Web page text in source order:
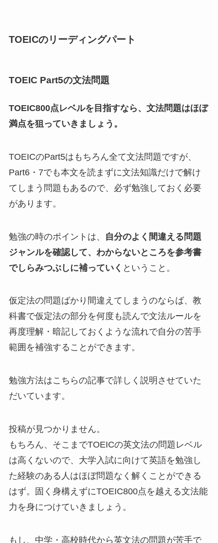
TOEICのリーディングパート
TOEIC Part5の文法問題
TOEIC800点レベルを目指すなら、文法問題はほぼ
満点を狙っていきましょう。
TOEICのPart5はもちろん全て文法問題ですが、
Part6・7でも本文を読まずに文法知識だけで解け
てしまう問題もあるので、必ず勉強しておく必要
があります。
勉強の時のポイントは、
自分のよく間違える問題
ジャンルを確認して、わからないところを参考書
でしらみつぶしに補っていく ということ。
仮定法の問題ばかり間違えてしまうのならば、教
科書で仮定法の部分を何度も読んで文法ルールを
再度理解・暗記しておくような流れで自分の苦手
範囲を補強することができます。
勉強方法はこちらの記事で詳しく説明させていた
だいています。
投稿が見つかりません。
もちろん、そこまでTOEICの英文法の問題レベル
は高くないので、大学入試に向けて英語を勉強し
た経験のある人はほぼ問題なく解くことができる
はず。固く身構えずにTOEIC800点を越える文法能
力を身につけていきましょう。
もし、中学・高校時代から英文法の問題が苦手で